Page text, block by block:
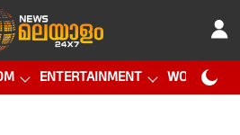
ENTERTAINMENT WORLD CUP